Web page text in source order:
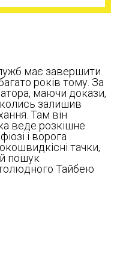
має завершити
років тому. За
маючи докази,
залишив
Там він
веде розкішне
і ворога
тачки,
пошук
Тайбею